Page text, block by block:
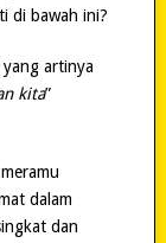
di bawah ini?
yang artinya
kita”
dalam
dan